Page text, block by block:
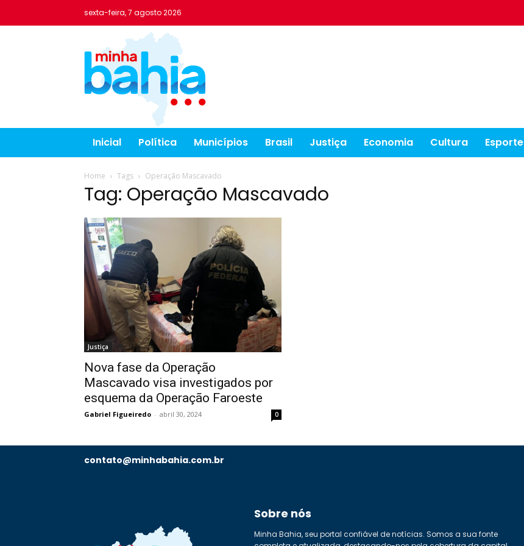
sexta-feira, 7 agosto 2026
Inicial Política Municípios Brasil Justiça Economia Cultura Esporte
Home Tags Operação Mascavado
Tag: Operação Mascavado
Justiça
Nova fase da Operação
Mascavado visa investigados por
esquema da Operação Faroeste
Gabriel Figueiredo - abril 30, 2024 0
contato@minhabahia.com.br
Sobre nós
Minha Bahia, seu portal confiável de notícias. Somos a sua fonte